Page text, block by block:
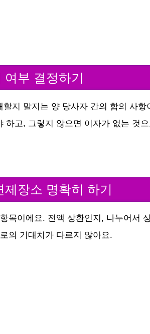
여부 결정하기
할지 말지는 양 당사자 간의 합의 사
하고, 그렇지 않으면 이자가 없는 것
장소 명확히 하기
목이에요. 전액 상환인지, 나누어서
의 기대치가 다르지 않아요.